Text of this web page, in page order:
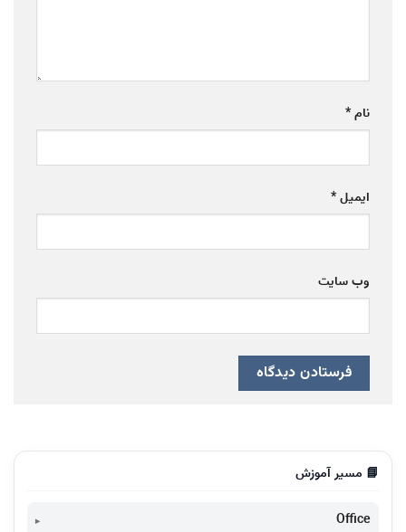
نام*
ایمیل*
وب‌ سایت
📘 مسیر آموزش
Office